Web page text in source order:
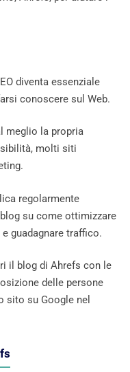
diventa essenziale
conoscere sul Web.
meglio la propria
molti siti
regolarmente
su come ottimizzare
guadagnare traffico.
il blog di Ahrefs con le
delle persone
sito su Google nel